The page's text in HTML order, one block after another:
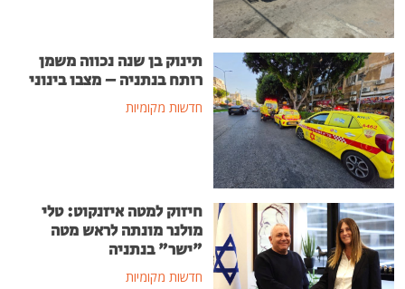
תינוק בן שנה נכווה משמן
רותח בנתניה – מצבו בינוני
חדשות מקומיות
חיזוק למטה איזנקוט: טלי
מולנר מונתה לראש מטה
"ישר" בנתניה
חדשות מקומיות